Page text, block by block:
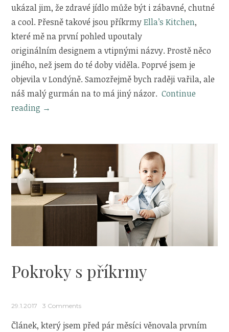
ukázal jim, že zdravé jídlo může být i zábavné, chutné
a cool. Přesně takové jsou příkrmyElla’s Kitchen,
které mě na první pohled upoutaly
originálním designem a vtipnými názvy. Prostě něco
jiného, než jsem do té doby viděla. Poprvé jsem je
objevila v Londýně. Samozřejmě bych raději vařila, ale
náš malý gurmán na to má jiný názor.Continue
reading „Příkrmy
→
Pokroky s příkrmy
29.1.2017 3 Comments
Článek, který jsem před pár měsíci věnovala prvním